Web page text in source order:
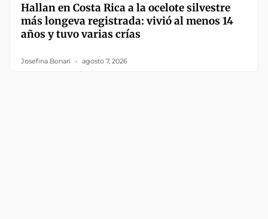
Hallan en Costa Rica a la ocelote silvestre
más longeva registrada: vivió al menos 14
años y tuvo varias crías
Josefina Bonari agosto 7, 2026